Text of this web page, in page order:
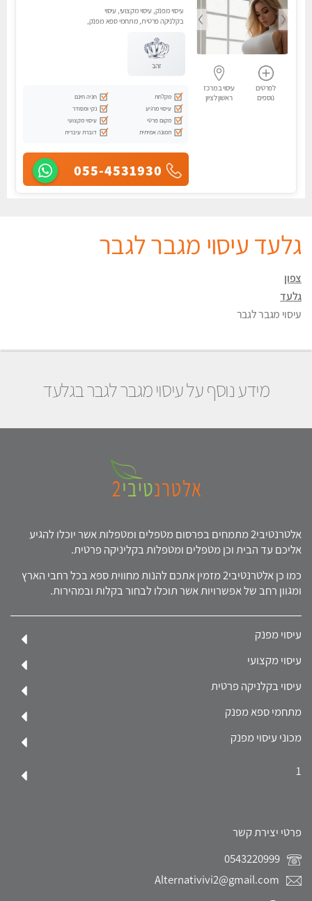
לפרטים
נוספים
עיסוי במרכז
ראשון לציון
עיסוי מפנק, עיסוי מקצועי, עיסוי
בקלניקה פרטית, מתחמי ספא מפנק,
זהב
מקלחת
חניה חינם
עיסוי מרגיע
נקי ומסודר
מקום פרטי
עיסוי מקצועי
תמונה אמיתית
דוברת עיברית
055-4531930
גלעד עיסוי מגבר לגבר
צפון
גלעד
עיסוי מגבר לגבר
מידע נוסף על עיסוי מגבר לגבר בגלעד
אלטרנטיבי2 מתמחים בפרסום מטפלים ומטפלות אשר יוכלו להגיע
אליכם עד הבית וכן מטפלים ומטפלות בקליניקה פרטית.
כמו כן אלטרנטיבי2 מזמין אתכם להנות מחווית ספא בכל רחבי הארץ
ומגוון רחב של אפשרויות אשר תוכלו לבחור בקלות ובמהירות.
עיסוי מפנק
עיסוי מקצועי
עיסוי בקלניקה פרטית
מתחמי ספא מפנק
מכוני עיסוי מפנק
1
פרטי יצירת קשר
Alternativivi2@gmail.com